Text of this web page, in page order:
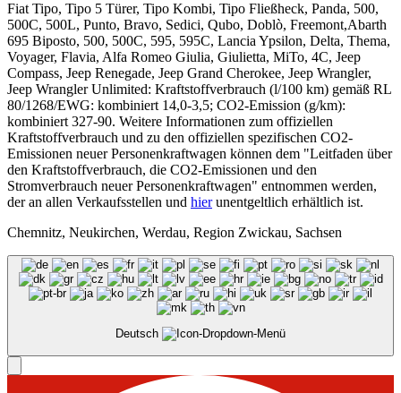
Fiat Tipo, Tipo 5 Türer, Tipo Kombi, Tipo Fließheck, Panda, 500,
500C, 500L, Punto, Bravo, Sedici, Qubo, Doblò, Freemont,Abarth
695 Biposto, 500, 500C, 595, 595C, Lancia Ypsilon, Delta, Thema,
Voyager, Flavia, Alfa Romeo Giulia, Giulietta, MiTo, 4C, Jeep
Compass, Jeep Renegade, Jeep Grand Cherokee, Jeep Wrangler,
Jeep Wrangler Unlimited: Kraftstoffverbrauch (l/100 km) gemäß RL
80/1268/EWG: kombiniert 14,0-3,5; CO2-Emission (g/km):
kombiniert 327-90. Weitere Informationen zum offiziellen
Kraftstoffverbrauch und zu den offiziellen spezifischen CO2-
Emissionen neuer Personenkraftwagen können dem "Leitfaden über
den Kraftstoffverbrauch, die CO2-Emissionen und den
Stromverbrauch neuer Personenkraftwagen" entnommen werden,
der an allen Verkaufsstellen und hierunentgeltlich erhältlich ist.
Chemnitz, Neukirchen, Werdau, Region Zwickau, Sachsen
Deutsch